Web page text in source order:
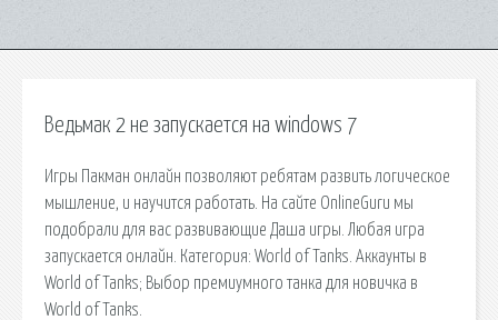
Ведьмак 2 не запускается на windows 7
Игры Пакман онлайн позволяют ребятам развить логическое
мышление, и научится работать. На сайте OnlineGuru мы
подобрали для вас развивающие Даша игры. Любая игра
запускается онлайн. Категория: World of Tanks. Аккаунты в
World of Tanks; Выбор премиумного танка для новичка в
World of Tanks.